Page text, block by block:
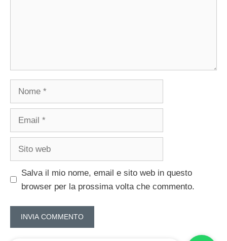
Salva il mio nome, email e sito web in questo
browser per la prossima volta che commento.